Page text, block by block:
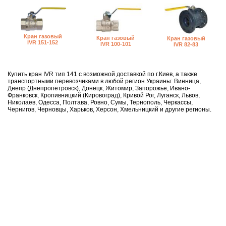
Кран газовый
IVR 151-152
Кран газовый
IVR 100-101
Кран газовый
IVR 82-83
Купить кран IVR тип 141 с возможной доставкой по г.Киев, а также
транспортными перевозчиками в любой регион Украины: Винница,
Днепр (Днепропетровск), Донецк, Житомир, Запорожье, Ивано-
Франковск, Кропивницкий (Кировоград), Кривой Рог, Луганск, Львов,
Николаев, Одесса, Полтава, Ровно, Сумы, Тернополь, Черкассы,
Чернигов, Черновцы, Харьков, Херсон, Хмельницкий и другие регионы.